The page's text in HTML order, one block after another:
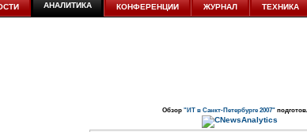
АНАЛИТИКА КОНФЕРЕНЦИИ ЖУРНАЛ ТЕХНИКА
Обзор "ИТ в Санкт-Петербурге 2007"